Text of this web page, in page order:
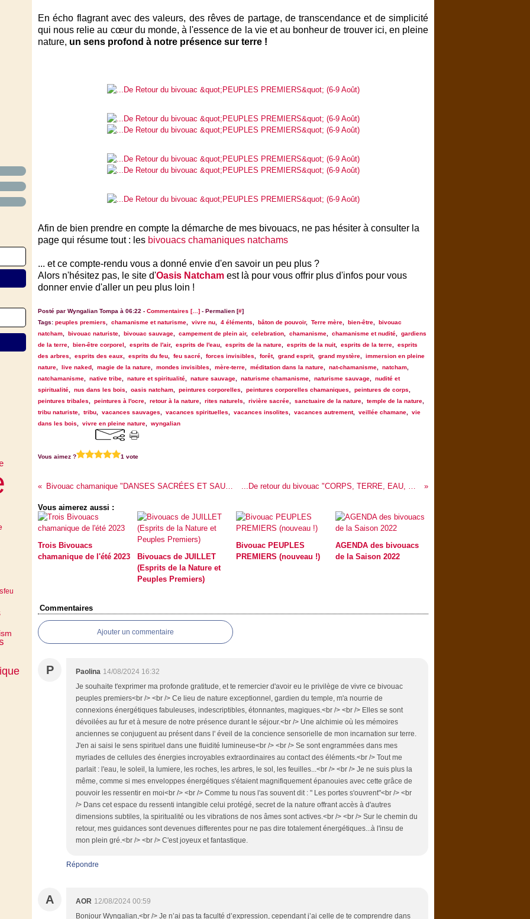
feu
En écho flagrant avec des valeurs, des rêves de partage, de transcendance et de simplicité
qui nous relie au cœur du monde, à l'essence de la vie et au bonheur de trouver ici, en pleine
nature, un sens profond à notre présence sur terre !
Afin de bien prendre en compte la démarche de mes bivouacs, ne pas hésiter à consulter la
page qui résume tout : les bivouacs chamaniques natchams
... et ce compte-rendu vous a donné envie d'en savoir un peu plus ?
Alors n'hésitez pas, le site d'Oasis Natcham est là pour vous offrir plus d'infos pour vous
donner envie d'aller un peu plus loin !
Posté par Wyngalian Tompa à 06:22 - Commentaires [… ] - Permalien [#]
Tags: peuples premiers chamanisme et naturisme vivre nu 4 éléments bâton de pouvoir, Terre mère bien-être
bivouac
natcham
bivouac naturiste bivouac sauvage campement de plein air, celebration chamanisme chamanisme et nudité
gardiens
de la terre
bien-être corporel esprits de l'air, esprits de l'eau esprits de la nature esprits de la nuit, esprits de la terre
esprits
des arbres
esprits des eaux esprits du feu feu sacré forces invisibles forêt, grand esprit, grand mystère
immersion en pleine
nature
live naked magie de la nature mondes invisibles mère-terre méditation dans la nature nat-chamanisme natcham
natchamanisme
native tribe nature et spiritualité nature sauvage naturisme chamanisme naturisme sauvage
nudité et
spiritualité
nus dans les bois oasis natcham peintures corporelles peintures corporelles chamaniques peintures de corps
peintures tribales
peintures à l'ocre retour à la nature rites naturels rivière sacrée sanctuaire de la nature temple de la nature
tribu naturiste
tribu vacances sauvages vacances spirituelles vacances insolites vacances autrement, veillée chamane
vie
dans les bois
vivre en pleine nature wyngalian
Vous aimez ? 1 vote
Bivouac chamanique "DANSES SACRÉES ET SAUVAGES" 2024, retour d'expérience ...De retour du bivouac "CORPS, TERRE, EAU, SOLEIL, TAMBOUR" (20-23 août)
Vous aimerez aussi :
Trois Bivouacs
chamanique de l'été 2023
Bivouacs de JUILLET
(Esprits de la Nature et
Peuples Premiers)
Bivouac PEUPLES
PREMIERS (nouveau !)
AGENDA des bivouacs
de la Saison 2022
Commentaires
Ajouter un commentaire
P Paolina 14/08/2024 16:32
Je souhaite t'exprimer ma profonde gratitude, et te remercier d'avoir eu le privilège de vivre ce bivouac
peuples premiers<br /> <br /> Ce lieu de nature exceptionnel, gardien du temple, m'a nourrie de
connexions énergétiques fabuleuses, indescriptibles, étonnantes, magiques.<br /> <br /> Elles se sont
dévoilées au fur et à mesure de notre présence durant le séjour.<br /> Une alchimie où les mémoires
anciennes se conjuguent au présent dans l' éveil de la concience sensorielle de mon incarnation sur terre.
J'en ai saisi le sens spirituel dans une fluidité lumineuse<br /> <br /> Se sont engrammées dans mes
myriades de cellules des énergies incroyables extraordinaires au contact des éléments.<br /> Tout me
parlait : l'eau, le soleil, la lumiere, les roches, les arbres, le sol, les feuilles...<br /> <br /> Je ne suis plus la
même, comme si mes enveloppes énergétiques s'étaient magnifiquement épanouies avec cette grâce de
pouvoir les ressentir en moi<br /> <br /> Comme tu nous l'as souvent dit : " Les portes s'ouvrent"<br /> <br
/> Dans cet espace du ressenti intangible celui protégé, secret de la nature offrant accès à d'autres
dimensions subtiles, la spiritualité ou les vibrations de nos âmes sont actives.<br /> <br /> Sur le chemin du
retour, mes guidances sont devenues differentes pour ne pas dire totalement énergétiques...à l'insu de
mon plein gré.<br /> <br /> C'est joyeux et fantastique.
Répondre
A AOR 12/08/2024 00:59
Bonjour Wyngalian,<br /> Je n’ai pas ta faculté d’expression, cependant j’ai celle de te comprendre dans